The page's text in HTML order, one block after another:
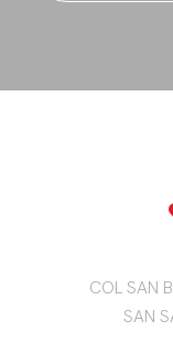
COL SAN
SAN